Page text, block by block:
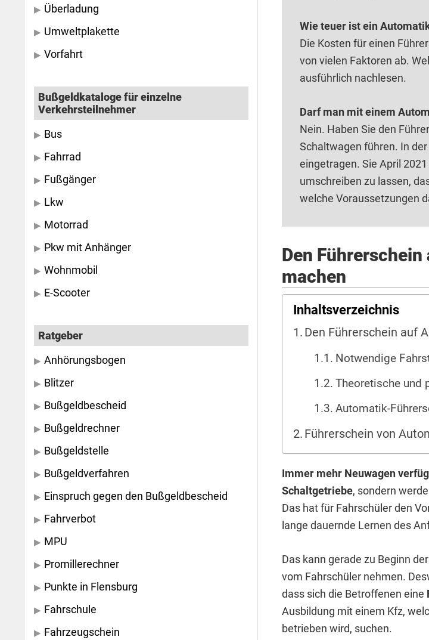
Wie teuer ist ein
Die Kosten für einen
von vielen Faktoren ab.
ausführlich nachlesen.
Darf man mit einem
Nein. Haben Sie den
Schaltwagen führen. In
eingetragen. Sie April
umschreiben zu lassen,
welche Voraussetzungen
Den
machen
Inhaltsverzeichnis
Den Führerschein auf
Notwendige
Theoretische und
Automatik-
Führerschein von
Immer mehr Neuwagen
Schaltgetriebe, sondern
Das hat für Fahrschüler den
lange dauernde Lernen des
Das kann gerade zu Beginn
vom Fahrschüler nehmen.
dass sich die Betroffenen eine
Ausbildung mit einem Kfz,
betrieben wird, suchen.
Überladung
Umweltplakette
Vorfahrt
Bußgeldkataloge für einzelne
Verkehrsteilnehmer
Bus
Fahrrad
Fußgänger
Lkw
Motorrad
Pkw mit Anhänger
Wohnmobil
E-Scooter
Ratgeber
Anhörungsbogen
Blitzer
Bußgeldbescheid
Bußgeldrechner
Bußgeldstelle
Bußgeldverfahren
Einspruch gegen den Bußgeldbescheid
Fahrverbot
MPU
Promillerechner
Punkte in Flensburg
Fahrschule
Fahrzeugschein